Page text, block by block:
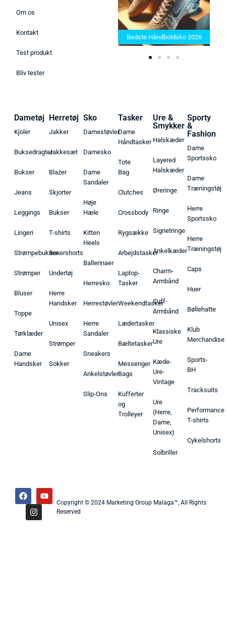
Om os
Kontakt
Test produkt
Bliv tester
Bedste Saunatæppe 2025 –
Find de bedste produkter her!
Bedste Håndboldsko 2026
Dametøj
Kjoler
Buksedragter
Bukser
Jeans
Leggings
Lingeri
Strømpebukser
Strømper
Bluser
Toppe
Tørklæder
Dame
Handsker
Herretøj
Jakker
Jakkesæt
Blazer
Skjorter
Bukser
T-shirts
Boxershorts
Undertøj
Herre
Handsker
Unisex
Strømper
Sokker
Sko
Damestøvler
Damesko
Dame
Sandaler
Høje
Hæle
Kitten
Heels
Ballerinaer
Herresko
Herrestøvler
Herre
Sandaler
Sneakers
Ankelstøvler
Slip-Ons
Tasker
Dame
Håndtasker
Tote
Bag
Clutches
Crossbody
Rygsække
Arbejdstasker
Laptop-
Tasker
Weekendtasker
Lædertasker
Bæltetasker
Messenger
Bags
Kufferter
og
Trolleyer
Ure &
Smykker
Halskæder
Layered
Halskæder
Øreringe
Ringe
Signetringe
Ankelkæder
Charm-
Armbånd
Cuff-
Armbånd
Klassiske
Ure
Kæde-
Ure-
Vintage
Ure
(Herre,
Dame,
Unisex)
Solbriller
Sporty
&
Fashion
Dame
Sportssko
Dame
Træningstøj
Herre
Sportssko
Herre
Træningstøj
Caps
Huer
Bøllehatte
Klub
Merchandise
Sports-
BH
Tracksuits
Performance
T-shirts
Cykelshorts
Copyright © 2024 Marketing Group Malaga™, All Rights
Reserved